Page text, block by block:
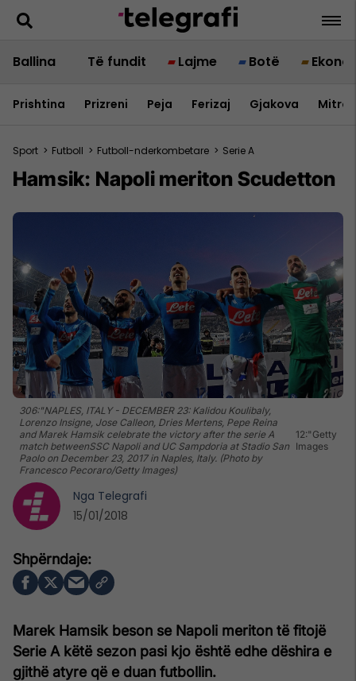
Ballina Të fundit Lajme Botë
Prishtina Prizreni Peja Ferizaj Gjakova
Sport > Futboll > Futboll-nderkombetare > Serie A
Hamsik: Napoli meriton Scudetton
306:"NAPLES, ITALY - DECEMBER 23: Kalidou Koulibaly,
Lorenzo Insigne, Jose Calleon, Dries Mertens, Pepe Reina
and Marek Hamsik celebrate the victory after the serie A
match betweenSSC Napoli and UC Sampdoria at Stadio San
Paolo on December 23, 2017 in Naples, Italy. (Photo by
Francesco Pecoraro/Getty Images)
12:"Getty
Images
Marek Hamsik beson se Napoli meriton të fitojë
Serie A këtë sezon pasi kjo është edhe dëshira e
gjithë atyre që e duan futbollin.
Nga Telegrafi
15/01/2018